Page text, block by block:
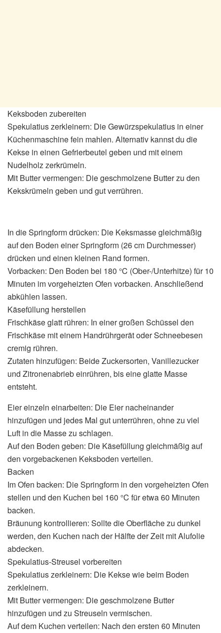
Keksboden zubereiten
Spekulatius zerkleinern: Die Gewürzspekulatius in einer
Küchenmaschine fein mahlen. Alternativ kannst du die
Kekse in einen Gefrierbeutel geben und mit einem
Nudelholz zerkrümeln.
Mit Butter vermengen: Die geschmolzene Butter zu den
Kekskrümeln geben und gut verrühren.
In die Springform drücken: Die Keksmasse gleichmäßig
auf den Boden einer Springform (26 cm Durchmesser)
drücken und einen kleinen Rand formen.
Vorbacken: Den Boden bei 180 °C (Ober-/Unterhitze) für 10
Minuten im vorgeheizten Ofen vorbacken. Anschließend
abkühlen lassen.
Käsefüllung herstellen
Frischkäse glatt rühren: In einer großen Schüssel den
Frischkäse mit einem Handrührgerät oder Schneebesen
cremig rühren.
Zutaten hinzufügen: Beide Zuckersorten, Vanillezucker
und Zitronenabrieb einrühren, bis eine glatte Masse
entsteht.
Eier einzeln einarbeiten: Die Eier nacheinander
hinzufügen und jedes Mal gut unterrühren, ohne zu viel
Luft in die Masse zu schlagen.
Auf den Boden geben: Die Käsefüllung gleichmäßig auf
den vorgebackenen Keksboden verteilen.
Backen
Im Ofen backen: Die Springform in den vorgeheizten Ofen
stellen und den Kuchen bei 160 °C für etwa 60 Minuten
backen.
Bräunung kontrollieren: Sollte die Oberfläche zu dunkel
werden, den Kuchen nach der Hälfte der Zeit mit Alufolie
abdecken.
Spekulatius-Streusel vorbereiten
Spekulatius zerkleinern: Die Kekse wie beim Boden
zerkleinern.
Mit Butter vermengen: Die geschmolzene Butter
hinzufügen und zu Streuseln vermischen.
Auf dem Kuchen verteilen: Nach den ersten 60 Minuten